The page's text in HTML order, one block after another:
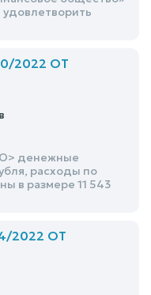
2022 ОТ
денежные
расходы по
в размере 11 543
2022 ОТ